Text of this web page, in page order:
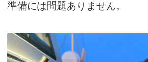
準備には問題ありません。